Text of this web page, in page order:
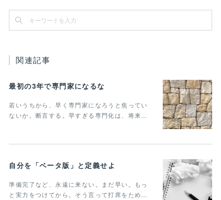
関連記事
最初の3年で専門家になるな
若いうちから、早く専門家になろうと焦ってい
ないか。断言する。早すぎる専門化は、将来…
自分を「ベータ版」と定義せよ
準備完了など、永遠に来ない。まだ早い。もっ
と実力をつけてから。そう言って打席をため…